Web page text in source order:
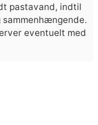
pastavand, indtil
eventuelt med